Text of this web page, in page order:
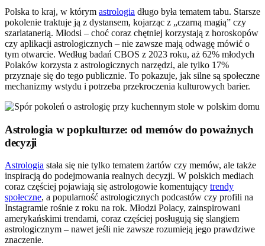
Polska to kraj, w którym astrologia długo była tematem tabu. Starsze
pokolenie traktuje ją z dystansem, kojarząc z „czarną magią” czy
szarlatanerią. Młodsi – choć coraz chętniej korzystają z horoskopów
czy aplikacji astrologicznych – nie zawsze mają odwagę mówić o
tym otwarcie. Według badań CBOS z 2023 roku, aż 62% młodych
Polaków korzysta z astrologicznych narzędzi, ale tylko 17%
przyznaje się do tego publicznie. To pokazuje, jak silne są społeczne
mechanizmy wstydu i potrzeba przekroczenia kulturowych barier.
Astrologia w popkulturze: od memów do poważnych
decyzji
Astrologia stała się nie tylko tematem żartów czy memów, ale także
inspiracją do podejmowania realnych decyzji. W polskich mediach
coraz częściej pojawiają się astrologowie komentujący trendy
społeczne, a popularność astrologicznych podcastów czy profili na
Instagramie rośnie z roku na rok. Młodzi Polacy, zainspirowani
amerykańskimi trendami, coraz częściej posługują się slangiem
astrologicznym – nawet jeśli nie zawsze rozumieją jego prawdziwe
znaczenie.